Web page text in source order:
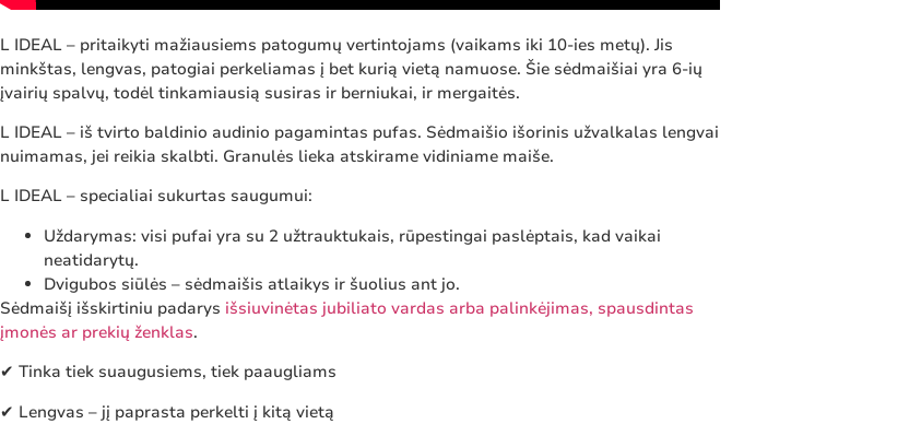
L IDEAL – pritaikyti mažiausiems patogumų vertintojams (vaikams iki 10-ies metų). Jis
minkštas, lengvas, patogiai perkeliamas į bet kurią vietą namuose. Šie sėdmaišiai yra 6-ių
įvairių spalvų, todėl tinkamiausią susiras ir berniukai, ir mergaitės.
L IDEAL – iš tvirto baldinio audinio pagamintas pufas. Sėdmaišio išorinis užvalkalas lengvai
nuimamas, jei reikia skalbti. Granulės lieka atskirame vidiniame maiše.
L IDEAL – specialiai sukurtas saugumui:
Uždarymas: visi pufai yra su 2 užtrauktukais, rūpestingai paslėptais, kad vaikai
neatidarytų.
Dvigubos siūlės – sėdmaišis atlaikys ir šuolius ant jo.
Sėdmaišį išskirtiniu padarys išsiuvinėtas jubiliato vardas arba palinkėjimas, spausdintas
įmonės ar prekių ženklas.
✔ Tinka tiek suaugusiems, tiek paaugliams
✔ Lengvas – jį paprasta perkelti į kitą vietą